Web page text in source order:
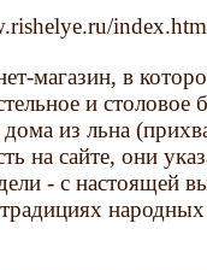
index.htm
магазин, в
и столовое
из льна
на сайте, они
- с настоящей